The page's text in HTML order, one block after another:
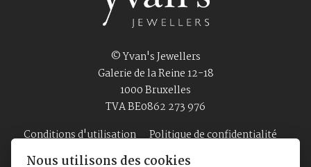
© Yvan's Jewellers
Galerie de la Reine 12-18
1000 Bruxelles
TVA BE0862 273 976
Conditions d'utilisation
Politique de confidentialité
Nous utilisons des cookies